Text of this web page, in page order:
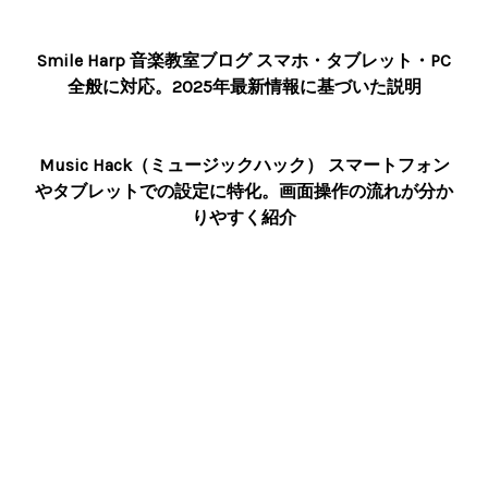
Smile Harp 音楽教室ブログ スマホ・タブレット・PC
全般に対応。2025年最新情報に基づいた説明
Music Hack（ミュージックハック） スマートフォン
やタブレットでの設定に特化。画面操作の流れが分か
りやすく紹介